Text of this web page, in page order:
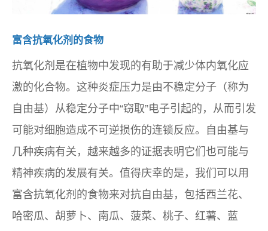
富含抗氧化剂的食物
抗氧化剂是在植物中发现的有助于减少体内氧化应
激的化合物。这种炎症压力是由不稳定分子（称为
自由基）从稳定分子中“窃取”电子引起的，从而引发
可能对细胞造成不可逆损伤的连锁反应。自由基与
几种疾病有关，越来越多的证据表明它们也可能与
精神疾病的发展有关。值得庆幸的是，我们可以用
富含抗氧化剂的食物来对抗自由基，包括西兰花、
哈密瓜、胡萝卜、南瓜、菠菜、桃子、红薯、蓝